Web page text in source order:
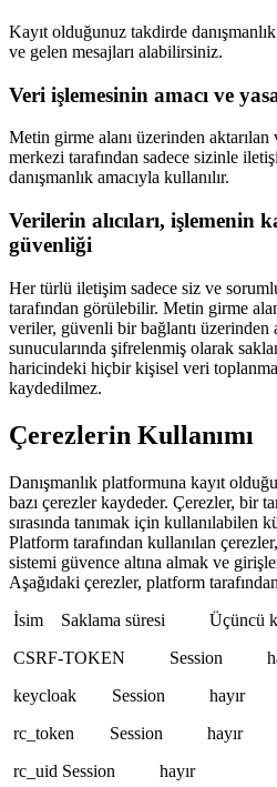
Kayıt olduğunuz takdirde
ve gelen mesajları alabilirsiniz.
Veri işlemesinin amacı ve
Metin girme alanı üzerinden aktarılan
merkezi tarafından sadece sizinle
danışmanlık amacıyla kullanılır.
Verilerin alıcıları, işlemenin
güvenliği
Her türlü iletişim sadece siz ve
tarafından görülebilir. Metin girme
veriler, güvenli bir bağlantı üzerinden
sunucularında şifrelenmiş olarak
haricindeki hiçbir kişisel veri
kaydedilmez.
Çerezlerin Kullanımı
Danışmanlık platformuna kayıt
bazı çerezler kaydeder. Çerezler, bir
sırasında tanımak için kullanılabilen
Platform tarafından kullanılan
sistemi güvence altına almak ve
Aşağıdaki çerezler, platform
İsim Saklama süresi Üçüncü
CSRF-TOKEN Session
keycloak Session hayır
rc_token Session hayır
rc_uid Session hayır